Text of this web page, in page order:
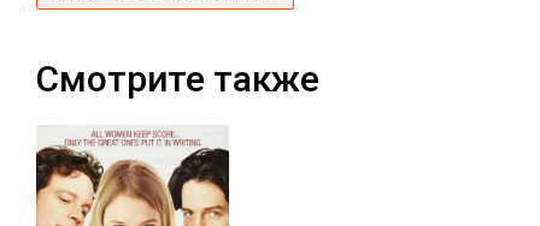
Смотрите также